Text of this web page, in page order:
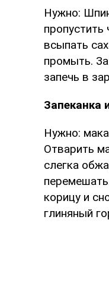
Нужно:
всыпать
промыть.
запечь в
Запеканка
Нужно:
Отварить
слегка
корицу и
глиняный